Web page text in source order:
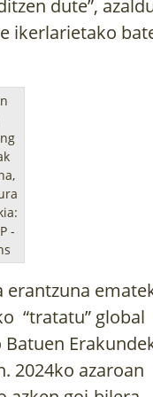
dute”,
ikerlarietako
-
erantzuna
“tratatu” global
2024ko azaroan